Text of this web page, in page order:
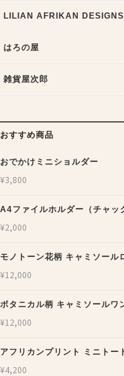
LILIAN AFRIKAN DESIGNS
はろの屋
雑貨屋次郎
おすすめ商品
おでかけミニショルダー
¥3,800
A4ファイルホルダー（チャッ
¥2,000
モノトーン花柄 キャミソール
¥12,000
ボタニカル柄 キャミソールワ
¥12,000
アフリカンプリント ミニトー
¥4,200